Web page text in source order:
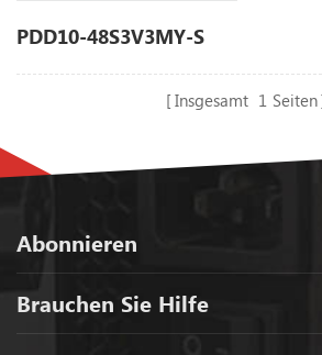
PDD10-48S3V3MY-S
Insgesamt 1 Seiten
Abonnieren
Brauchen Sie Hilfe